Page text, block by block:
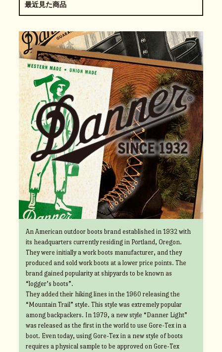
最近見た商品
An American outdoor boots brand established in 1932 with
its headquarters currently residing in Portland, Oregon.
They were initially a work boots manufacturer, and they
produced and sold work boots at a lower price points. The
brand gained popularity at shipyards to be known as
“logger’s boots”.
They added their hiking lines in the 1960 releasing the
“Mountain Trail” style. This style was extremely popular
among backpackers. In 1979, a new style “Danner Light”
was released as the first in the world to use Gore-Tex in a
boot. Even today, using Gore-Tex in a new style of boots
requires a physical sample to be approved on Gore-Tex